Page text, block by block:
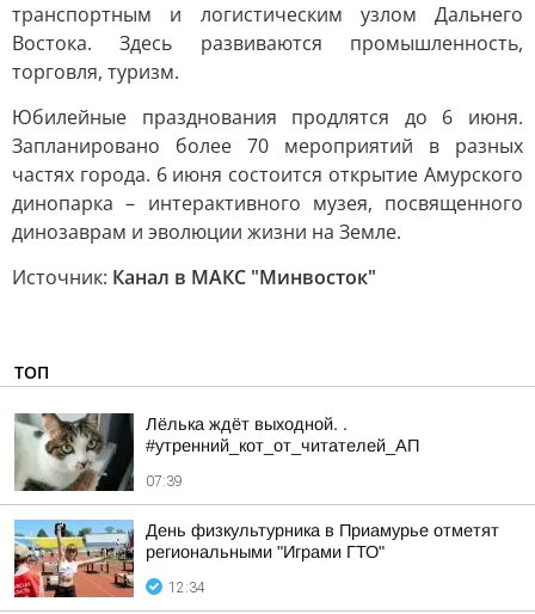
транспортным и логистическим узлом Дальнего
Востока. Здесь развиваются промышленность,
торговля, туризм.
Юбилейные празднования продлятся до 6 июня.
Запланировано более 70 мероприятий в разных
частях города. 6 июня состоится открытие Амурского
динопарка – интерактивного музея, посвященного
динозаврам и эволюции жизни на Земле.
Источник: Канал в МАКС "Минвосток"
ТОП
Лёлька ждёт выходной. .
#утренний_кот_от_читателей_АП
07:39
День физкультурника в Приамурье отметят
региональными "Играми ГТО"
12:34